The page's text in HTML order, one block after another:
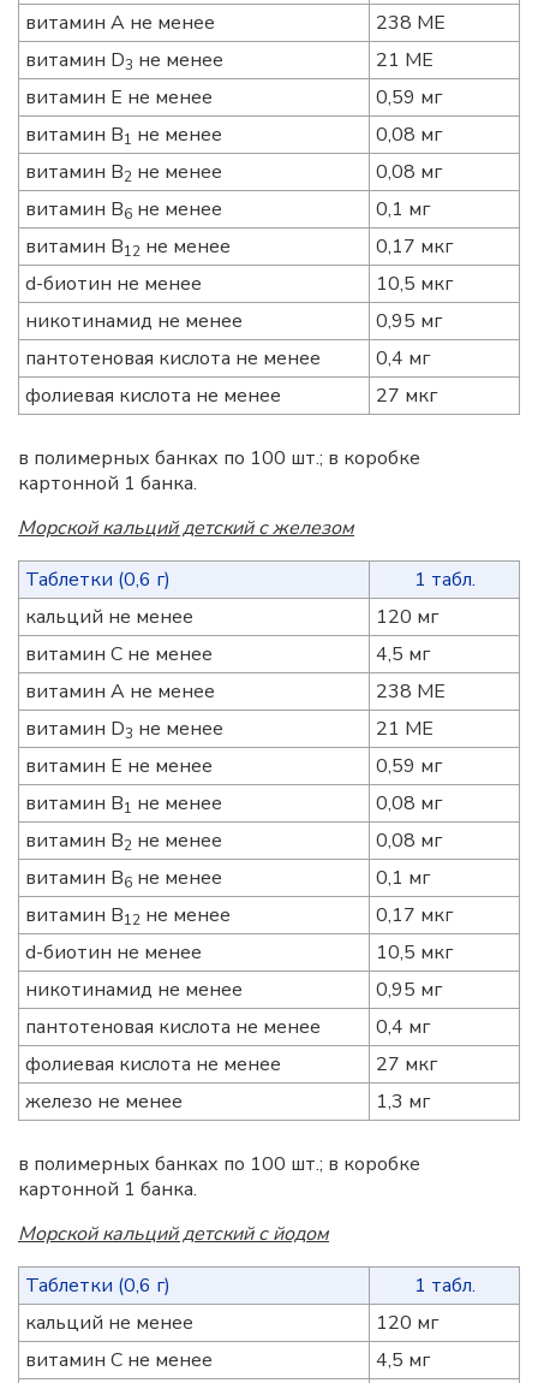
витамин А не менее
238 МЕ
витамин D3 не менее
21 МЕ
витамин Е не менее
0,59 мг
витамин B1 не менее
0,08 мг
витамин B2 не менее
0,08 мг
витамин B6не менее
0,1 мг
витамин B12 не менее
0,17 мкг
d-биотин не менее
10,5 мкг
никотинамид не менее
0,95 мг
пантотеновая кислота не менее
0,4 мг
фолиевая кислота не менее
27 мкг
в полимерных банках по 100 шт.; в коробке
картонной 1 банка.
Морской кальций детский с железом
Таблетки (0,6 г)
1 табл.
кальций не менее
120 мг
витамин С не менее
4,5 мг
витамин А не менее
238 МЕ
витамин D3 не менее
21 МЕ
витамин Е не менее
0,59 мг
витамин B1 не менее
0,08 мг
витамин B2 не менее
0,08 мг
витамин B6не менее
0,1 мг
витамин B12 не менее
0,17 мкг
d-биотин не менее
10,5 мкг
никотинамид не менее
0,95 мг
пантотеновая кислота не менее
0,4 мг
фолиевая кислота не менее
27 мкг
железо не менее
1,3 мг
в полимерных банках по 100 шт.; в коробке
картонной 1 банка.
Морской кальций детский с йодом
Таблетки (0,6 г)
1 табл.
кальций не менее
120 мг
витамин С не менее
4,5 мг